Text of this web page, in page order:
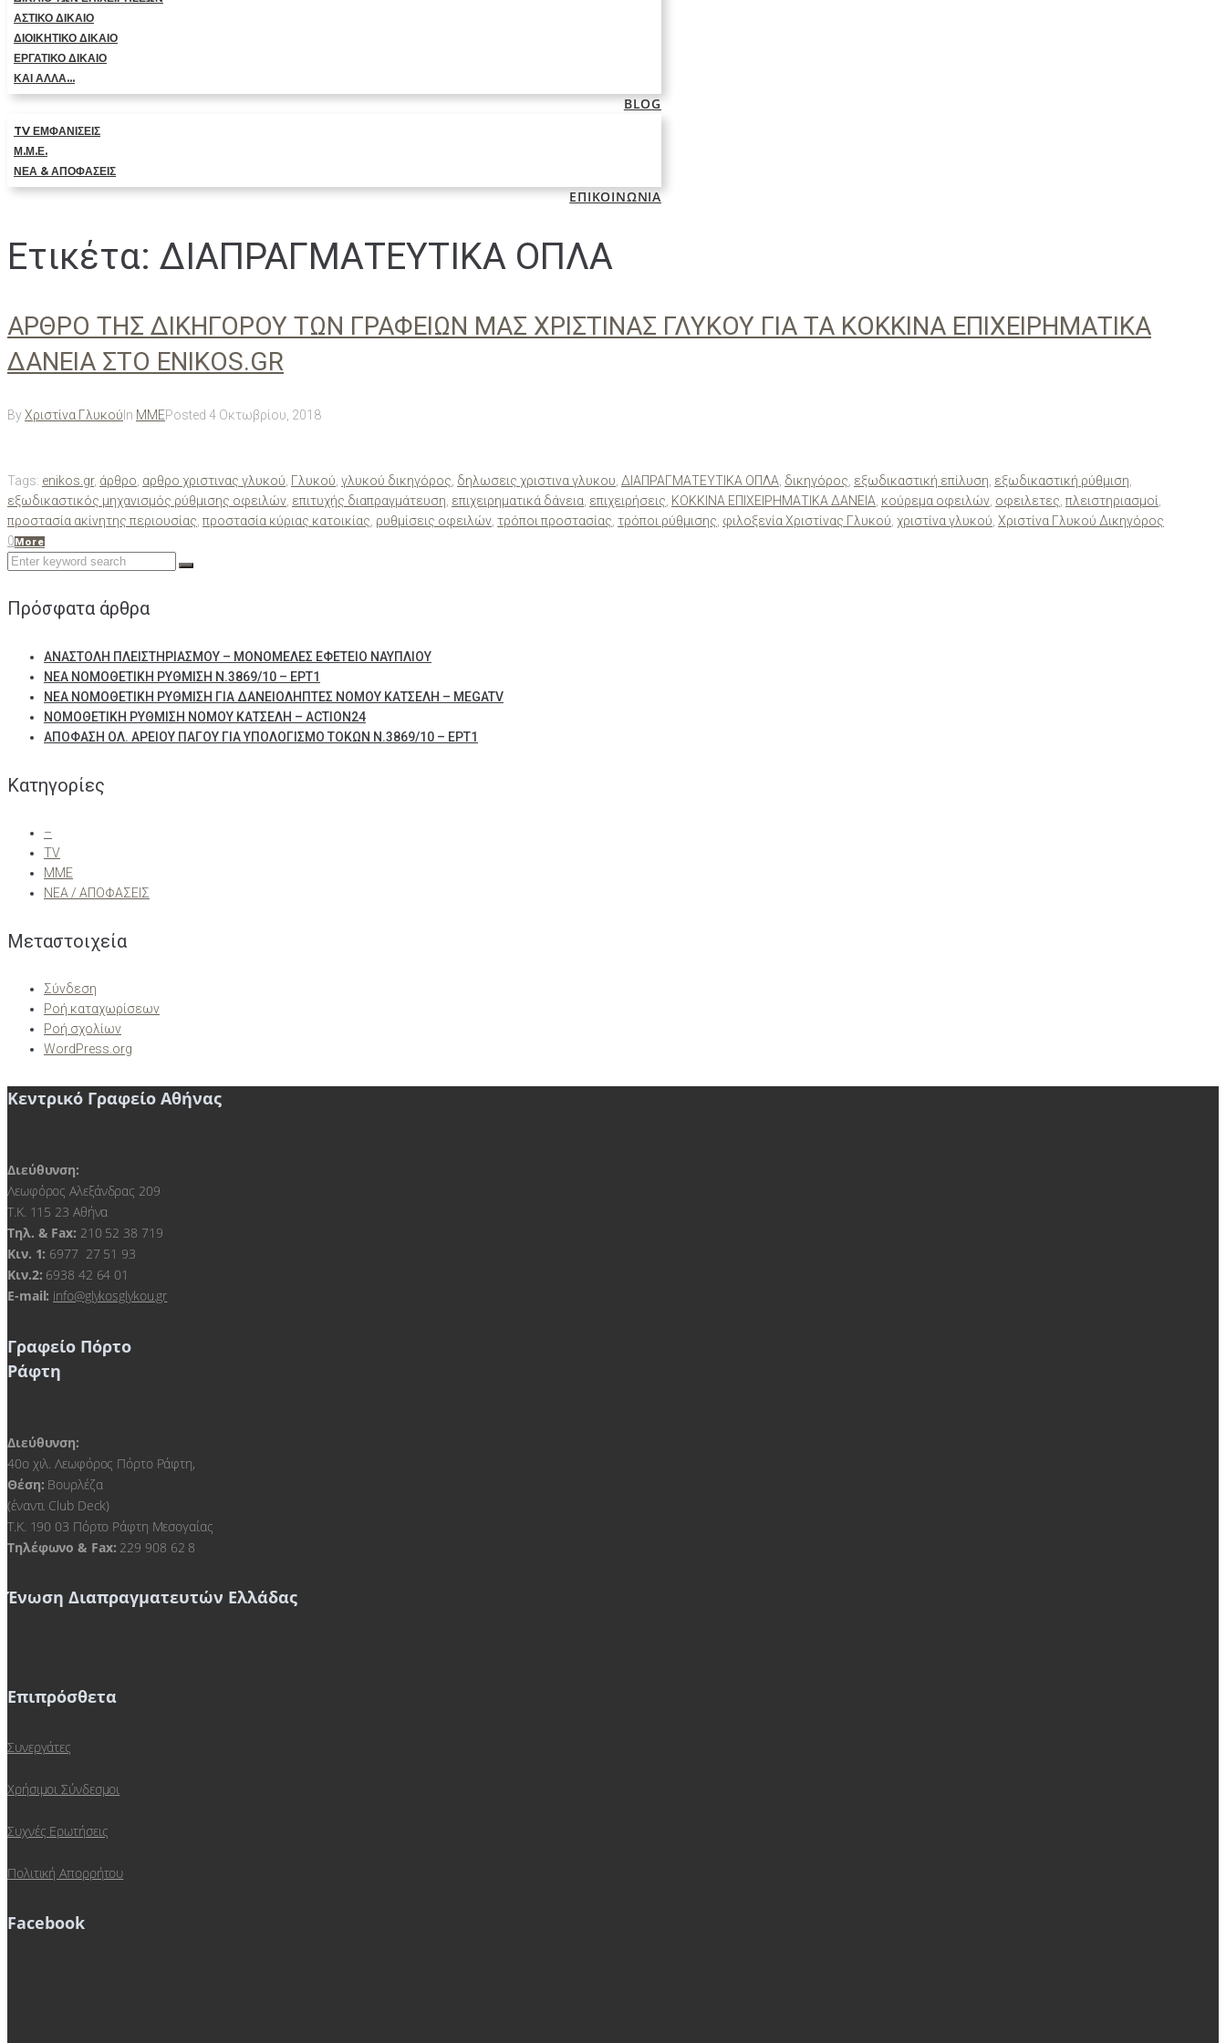
ΑΣΤΙΚΟ ΔΙΚΑΙΟ
ΔΙΟΙΚΗΤΙΚΟ ΔΙΚΑΙΟ
ΕΡΓΑΤΙΚΟ ΔΙΚΑΙΟ
ΚΑΙ ΑΛΛΑ…
BLOG
TV ΕΜΦΑΝΙΣΕΙΣ
Μ.Μ.Ε.
ΝΕΑ & ΑΠΟΦΑΣΕΙΣ
ΕΠΙΚΟΙΝΩΝΙΑ
Ετικέτα: ΔΙΑΠΡΑΓΜΑΤΕΥΤΙΚΑ ΟΠΛΑ
ΑΡΘΡΟ ΤΗΣ ΔΙΚΗΓΟΡΟΥ ΤΩΝ ΓΡΑΦΕΙΩΝ ΜΑΣ ΧΡΙΣΤΙΝΑΣ ΓΛΥΚΟΥ ΓΙΑ ΤΑ ΚΟΚΚΙΝΑ ΕΠΙΧΕΙΡΗΜΑΤΙΚΑ
ΔΑΝΕΙΑ ΣΤΟ ENIKOS.GR
ByΧριστίνα Γλυκού In ΜΜΕPosted 4 Οκτωβρίου, 2018
Tags: enikos.gr, άρθρο αρθρο χριστινας γλυκού Γλυκού γλυκού δικηγόρος δηλωσεις χριστινα γλυκου ΔΙΑΠΡΑΓΜΑΤΕΥΤΙΚΑ ΟΠΛΑ δικηγόρος εξωδικαστική επίλυση εξωδικαστική ρύθμιση
εξωδικαστικός μηχανισμός ρύθμισης οφειλών επιτυχής διαπραγμάτευση επιχειρηματικά δάνεια επιχειρήσεις ΚΟΚΚΙΝΑ ΕΠΙΧΕΙΡΗΜΑΤΙΚΑ ΔΑΝΕΙΑ κούρεμα οφειλών οφειλετες πλειστηριασμοί
προστασία ακίνητης περιουσίας προστασία κύριας κατοικίας ρυθμίσεις οφειλών τρόποι προστασίας τρόποι ρύθμισης φιλοξενία Χριστίνας Γλυκού χριστίνα γλυκού Χριστίνα Γλυκού Δικηγόρος
0More
Search
Πρόσφατα άρθρα
ΑΝΑΣΤΟΛΗ ΠΛΕΙΣΤΗΡΙΑΣΜΟΥ – ΜΟΝΟΜΕΛΕΣ ΕΦΕΤΕΙΟ ΝΑΥΠΛΙΟΥ
ΝΕΑ ΝΟΜΟΘΕΤΙΚΗ ΡΥΘΜΙΣΗ Ν.3869/10 – ΕΡΤ1
ΝΕΑ ΝΟΜΟΘΕΤΙΚΗ ΡΥΘΜΙΣΗ ΓΙΑ ΔΑΝΕΙΟΛΗΠΤΕΣ ΝΟΜΟΥ ΚΑΤΣΕΛΗ – MEGATV
ΝΟΜΟΘΕΤΙΚΗ ΡΥΘΜΙΣΗ ΝΟΜΟΥ ΚΑΤΣΕΛΗ – ACTION24
ΑΠΟΦΑΣΗ ΟΛ. ΑΡΕΙΟΥ ΠΑΓΟΥ ΓΙΑ ΥΠΟΛΟΓΙΣΜΟ ΤΟΚΩΝ Ν.3869/10 – ΕΡΤ1
Kατηγορίες
–
TV
ΜΜΕ
ΝΕΑ / ΑΠΟΦΑΣΕΙΣ
Μεταστοιχεία
Σύνδεση
Ροή καταχωρίσεων
Ροή σχολίων
WordPress.org
Κεντρικό Γραφείο Αθήνας
Διεύθυνση:
Λεωφόρος Αλεξάνδρας 209
Τ.Κ. 115 23 Αθήνα
Τηλ. & Fax: 210 52 38 719
Kιν. 1: 6977 27 51 93
Κιν.2: 6938 42 64 01
E-mail: info@glykosglykou.gr
Γραφείο Πόρτο
Ράφτη
Διεύθυνση:
40ο χιλ. Λεωφόρος Πόρτο Ράφτη,
Θέση: Βουρλέζα
(έναντι Club Deck)
Τ.Κ. 190 03 Πόρτο Ράφτη Μεσογαίας
Τηλέφωνο & Fax: 229 908 62 8
Ένωση Διαπραγματευτών Ελλάδας
Επιπρόσθετα
Συνεργάτες
Χρήσιμοι Σύνδεσμοι
Συχνές Ερωτήσεις
Πολιτική Απορρήτου
Facebook